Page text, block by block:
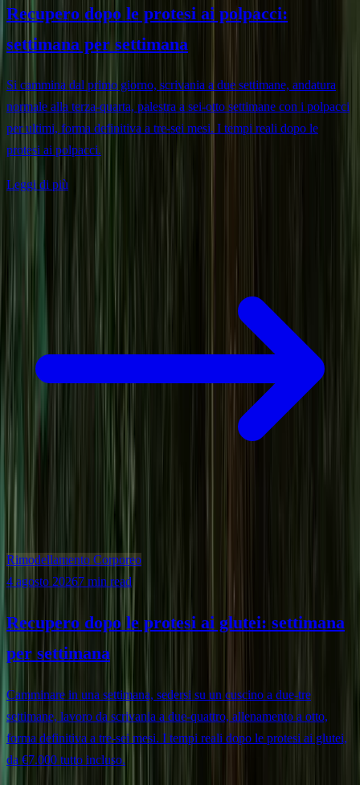
Recupero dopo le protesi ai polpacci:
settimana per settimana
Si cammina dal primo giorno, scrivania a due settimane, andatura
normale alla terza-quarta, palestra a sei-otto settimane con i polpacci
per ultimi, forma definitiva a tre-sei mesi. I tempi reali dopo le
protesi ai polpacci.
Leggi di più
Rimodellamento Corporeo
4 agosto 20267 min read
Recupero dopo le protesi ai glutei: settimana
per settimana
Camminare in una settimana, sedersi su un cuscino a due-tre
settimane, lavoro da scrivania a due-quattro, allenamento a otto,
forma definitiva a tre-sei mesi. I tempi reali dopo le protesi ai glutei,
da €7.000 tutto incluso.